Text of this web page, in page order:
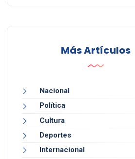
Más Artículos
Nacional
Política
Cultura
Deportes
Internacional